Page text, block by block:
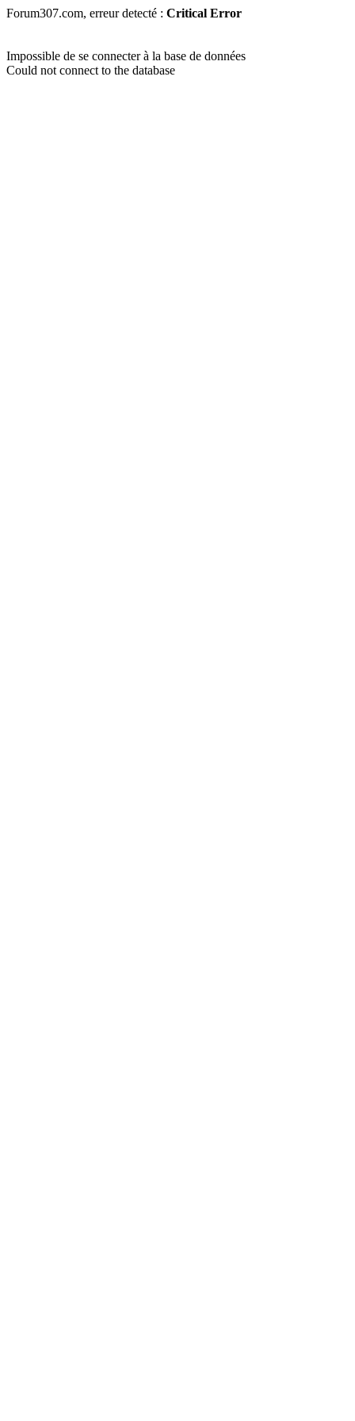
Forum307.com, erreur detecté : Critical Error
Impossible de se connecter à la base de données
Could not connect to the database